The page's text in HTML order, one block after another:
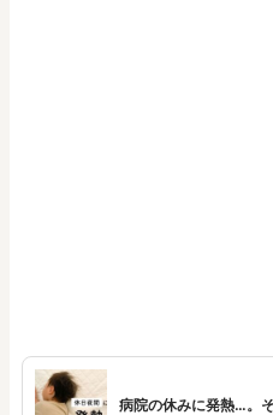
病院の休みに発熱…。